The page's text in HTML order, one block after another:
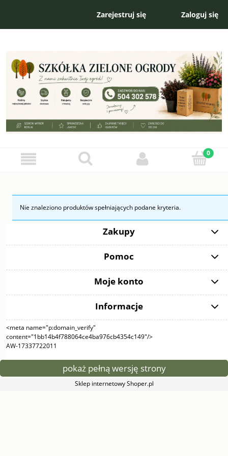
Zarejestruj się Zaloguj się
Nie znaleziono produktów spełniających podane kryteria.
Zakupy
Pomoc
Moje konto
Informacje
<meta name="p:domain_verify"
content="1bb14b4f788064ce4ba976cb4354c149"/>
AW-17337722011
pokaż pełną wersję strony
Sklep internetowy Shoper.pl